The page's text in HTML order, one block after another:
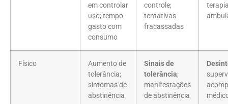
em controlar
uso; tempo
gasto com
consumo
controle;
tentativas
fracassadas
Físico
Aumento de
tolerância;
sintomas de
abstinência
Sinais de
tolerância;
manifestações
de abstinência